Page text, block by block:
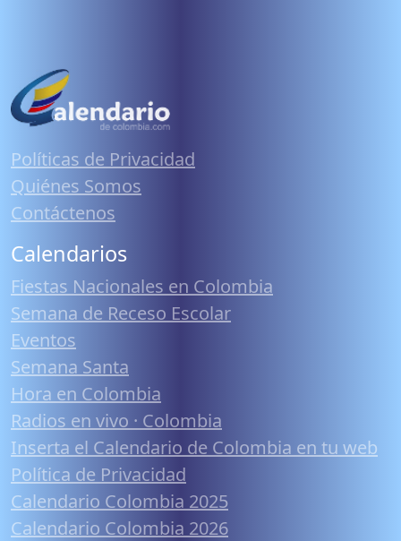
Políticas de Privacidad
Quiénes Somos
Contáctenos
Calendarios
Fiestas Nacionales en Colombia
Semana de Receso Escolar
Eventos
Semana Santa
Hora en Colombia
Radios en vivo · Colombia
Inserta el Calendario de Colombia en tu web
Política de Privacidad
Calendario Colombia 2025
Calendario Colombia 2026